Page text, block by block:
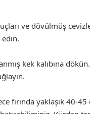
ve dövülmüş
edin.
kek kalıbına
fırında yaklaşık 40-